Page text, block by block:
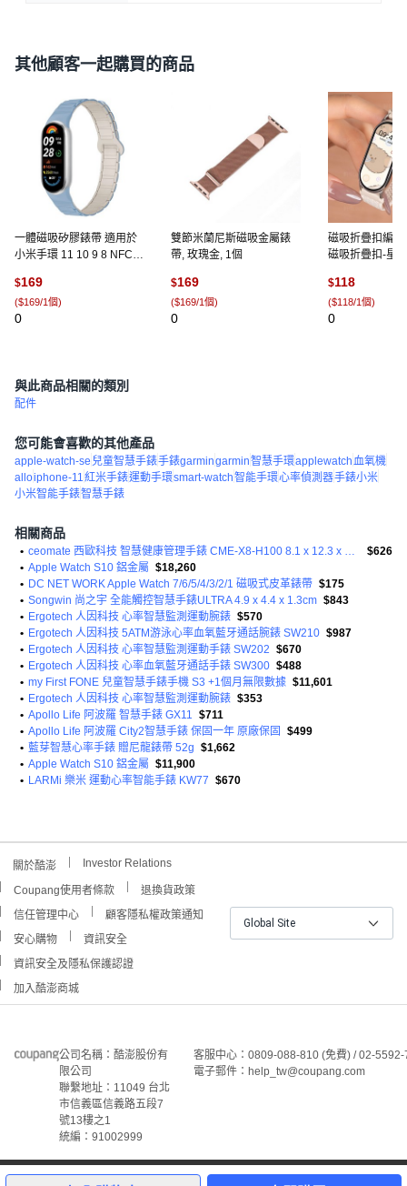
其他顧客一起購買的商品
一體磁吸矽膠錶帶 適用於
小米手環 11 10 9 8 NFC
$169
($169/1個)
0
雙節米蘭尼斯磁吸金屬錶
帶, 玫瑰金, 1個
$169
($169/1個)
0
磁吸折疊扣編織
磁吸折疊扣-星
（塑膠框款）, 1
$118
($118/1個)
0
與此商品相關的類別
配件
您可能會喜歡的其他產品
apple-watch-se 兒童智慧手錶手錶garmingarmin智慧手環applewatch血氧機
alloiphone-11紅米手錶運動手環smart-watch智能手環心率偵測器手錶小米
小米智能手錶智慧手錶
相關商品
• ceomate 西歐科技 智慧健康管理手錶 CME-X8-H100 8.1 x 12.3 x 2.9cm 天空藍 40g
$626
• Apple Watch S10 鋁金屬 $18,260
• DC NET WORK Apple Watch 7/6/5/4/3/2/1 磁吸式皮革錶帶 $175
• Songwin 尚之宇 全能觸控智慧手錶ULTRA 4.9 x 4.4 x 1.3cm $843
• Ergotech 人因科技 心率智慧監測運動腕錶 $570
• Ergotech 人因科技 5ATM游泳心率血氧藍牙通話腕錶 SW210 $987
• Ergotech 人因科技 心率智慧監測運動手錶 SW202 $670
• Ergotech 人因科技 心率血氧藍牙通話手錶 SW300 $488
• my First FONE 兒童智慧手錶手機 S3 +1個月無限數據 $11,601
• Ergotech 人因科技 心率智慧監測運動腕錶 $353
• Apollo Life 阿波羅 智慧手錶 GX11 $711
• Apollo Life 阿波羅 City2智慧手錶 保固一年 原廠保固
$499
• 藍芽智慧心率手錶 贈尼龍錶帶 52g $1,662
• Apple Watch S10 鋁金屬 $11,900
• LARMi 樂米 運動心率智能手錶 KW77 $670
關於酷澎 Investor Relations
Coupang使用者條款
退換貨政策
信任管理中心
顧客隱私權政策通知
安心購物
資訊安全
資訊安全及隱私保護認證
加入酷澎商城
Global Site
公司名稱：酷澎股份有
限公司
聯繫地址：11049 台北
市信義區信義路五段7
號13樓之1
統編：91002999
客服中心：0809-088-810 (免費) / 02-
電子郵件：help_tw@coupang.com
©Coupang Taiwan Co., Ltd. 保留所有權利。